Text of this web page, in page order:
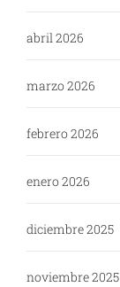
abril 2026
marzo 2026
febrero 2026
enero 2026
diciembre 2025
noviembre 2025